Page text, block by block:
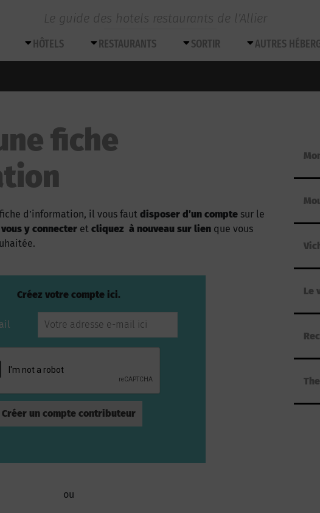
Le guide des hotels restaurants de l’Allier
HÔTELS RESTAURANTS SORTIR AUTRES
fiche
d’information, il vous faut disposer d’un compte sur le
vous y connecter et cliquez à nouveau sur lien que vous
Créez votre compte ici.
ou
Le